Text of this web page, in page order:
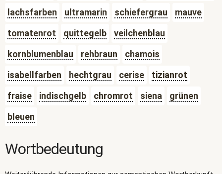
lachsfarben
ultramarin schiefergrau
mauve
tomatenrot
quittegelb
veilchenblau
kornblumenblau
rehbraun
chamois
isabellfarben
hechtgrau cerise
tizianrot
fraise
indischgelb chromrot siena
grünen
bleuen
Wortbedeutung